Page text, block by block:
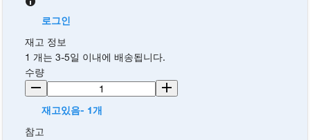
로그인
재고 정보
1 개는 3-5일 이내에 배송됩니다.
수량
재고있음- 1개
참고